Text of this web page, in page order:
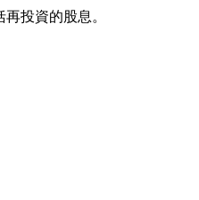
投資的股息。